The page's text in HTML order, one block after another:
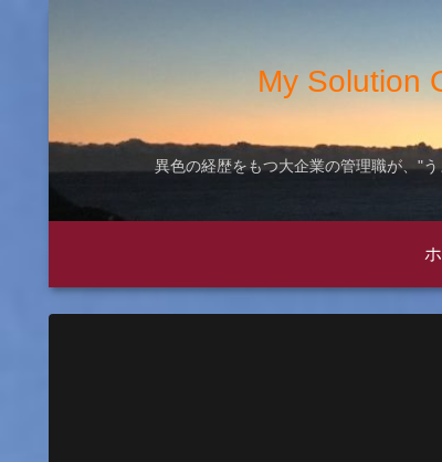
My Solution
異色の経歴をもつ大企業の管理職が、"